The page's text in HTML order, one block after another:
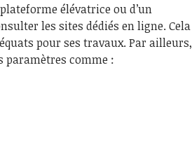
élévatrice ou d’un
les sites dédiés en ligne. Cela
pour ses travaux. Par ailleurs,
comme :